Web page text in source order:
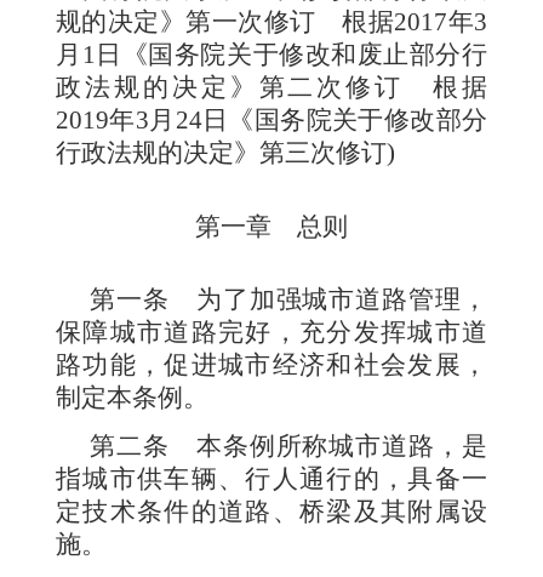
规的决定》第一次修订 根据2017年3
月 1 日《国务院关于修改和废止部分行
政法规的决定》第二次修订 根据
2019年3月 24日《国务院关于修改部分
行政法规的决定》第三次修订)
第一章 总则
第一条 为了加强城市道路管理，
保障城市道路完好，充分发挥城市道
路功能，促进城市经济和社会发展，
制定本条例。
第二条 本条例所称城市道路，是
指城市供车辆、行人通行的，具备一
定技术条件的道路、桥梁及其附属设
施。